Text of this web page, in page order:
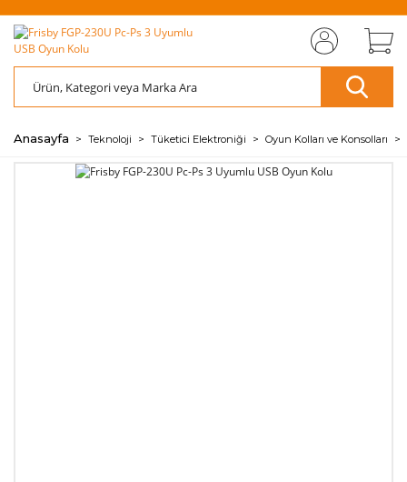
🖱️
KARGO
📦
AZ
ÖDE
💰
ZİYARET EDİN
KARGO
AZ
ÖDE
💰
Anasayfa Teknoloji Tüketici Elektroniği Oyun Kolları ve Konsolları